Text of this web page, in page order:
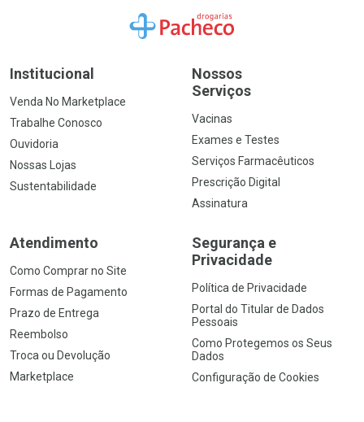
Ir para a Home
Institucional
Venda No Marketplace
Trabalhe Conosco
Ouvidoria
Nossas Lojas
Sustentabilidade
Nossos
Serviços
Vacinas
Exames e Testes
Serviços Farmacêuticos
Prescrição Digital
Assinatura
Atendimento
Como Comprar no Site
Formas de Pagamento
Prazo de Entrega
Reembolso
Troca ou Devolução
Marketplace
Segurança e
Privacidade
Política de Privacidade
Portal do Titular de Dados
Pessoais
Como Protegemos os Seus
Dados
Configuração de Cookies